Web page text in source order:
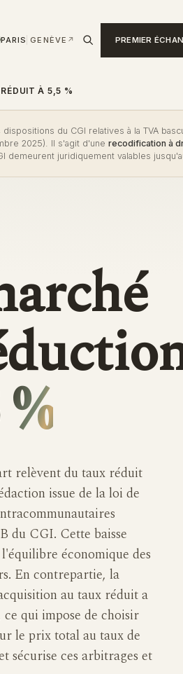
PARIS GENÈVE ↗ PREMIER
À 5,5 %
dispositions du CGI relatives à la TVA
2025). Il s'agit d'unerecodification à
demeurent juridiquement valables
relèvent du taux réduit
issue de la loi de
du CGI. Cette baisse
économique des
En contrepartie, la
au taux réduit a
qui impose de choisir
le prix total au taux de
sécurise ces arbitrages et